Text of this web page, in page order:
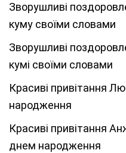
Зворушливі
куму своїми словами
Зворушливі
кумі своїми словами
Красиві привітання
народження
Красиві привітання
днем народження